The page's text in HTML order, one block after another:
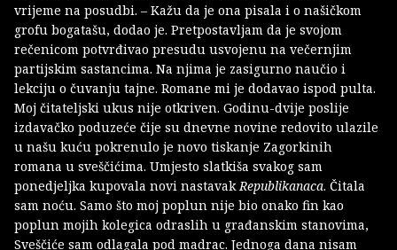
vrijeme na posudbi. – Kažu da je ona pisala i o našičkom
grofu bogatašu, dodao je. Pretpostavljam da je svojom
rečenicom potvrđivao presudu usvojenu na večernjim
partijskim sastancima. Na njima je zasigurno naučio i
lekciju o čuvanju tajne. Romane mi je dodavao ispod pulta.
Moj čitateljski ukus nije otkriven. Godinu-dvije poslije
izdavačko poduzeće čije su dnevne novine redovito ulazile
u našu kuću pokrenulo je novo tiskanje Zagorkinih
romana u sveščićima. Umjesto slatkiša svakog sam
ponedjeljka kupovala novi nastavakRepublikanaca. Čitala
sam noću. Samo što moj poplun nije bio onako fin kao
poplun mojih kolegica odraslih u građanskim stanovima,
Sveščiće sam odlagala pod madrac. Jednoga dana nisam